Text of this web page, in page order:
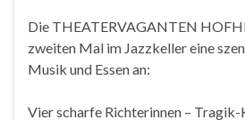
Die THEATERVAGANTEN
zweiten Mal im Jazzkeller eine
Musik und Essen an:
Vier scharfe Richterinnen –